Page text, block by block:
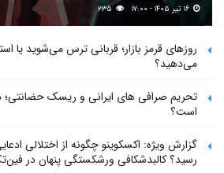
۲۳۵
روزهای قرمز بازار؛ قربانی ترس می‌شوید یا
می‌دهید؟
تحریم صرافی های ایرانی و ریسک حضانتی؛
است؟
گزارش ویژه: اکسکوینو چگونه از اختلالی
رسید؟ کالبدشکافی ورشکستگی پنهان در